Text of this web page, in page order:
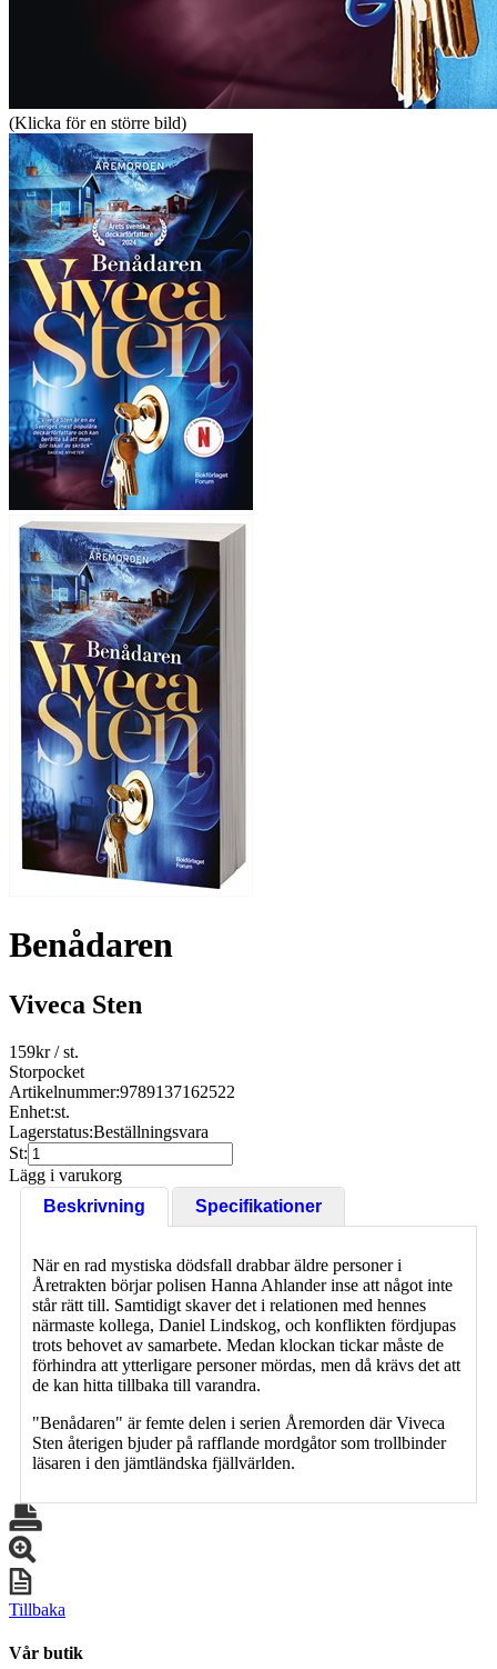
(Klicka för en större bild)
Benådaren
Viveca Sten
159kr/ st.
Storpocket
Artikelnummer:9789137162522
Enhet:st.
Lagerstatus:Beställningsvara
St:
Lägg i varukorg
Beskrivning
Specifikationer
När en rad mystiska dödsfall drabbar äldre personer i
Åretrakten börjar polisen Hanna Ahlander inse att något inte
står rätt till. Samtidigt skaver det i relationen med hennes
närmaste kollega, Daniel Lindskog, och konflikten fördjupas
trots behovet av samarbete. Medan klockan tickar måste de
förhindra att ytterligare personer mördas, men då krävs det att
de kan hitta tillbaka till varandra.
"Benådaren" är femte delen i serien Åremorden där Viveca
Sten återigen bjuder på rafflande mordgåtor som trollbinder
läsaren i den jämtländska fjällvärlden.
Tillbaka
Vår butik